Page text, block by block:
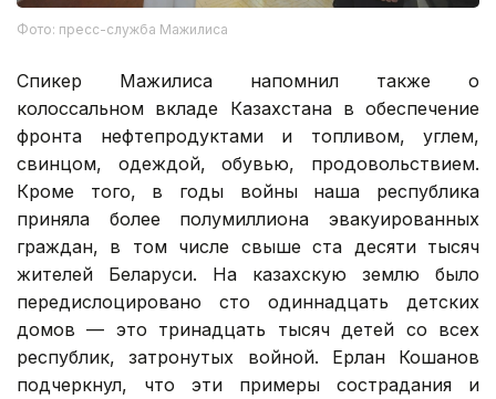
Фото: пресс-служба Мажилиса
Спикер Мажилиса напомнил также о
колоссальном вкладе Казахстана в обеспечение
фронта нефтепродуктами и топливом, углем,
свинцом, одеждой, обувью, продовольствием.
Кроме того, в годы войны наша республика
приняла более полумиллиона эвакуированных
граждан, в том числе свыше ста десяти тысяч
жителей Беларуси. На казахскую землю было
передислоцировано сто одиннадцать детских
домов — это тринадцать тысяч детей со всех
республик, затронутых войной. Ерлан Кошанов
подчеркнул, что эти примеры сострадания и